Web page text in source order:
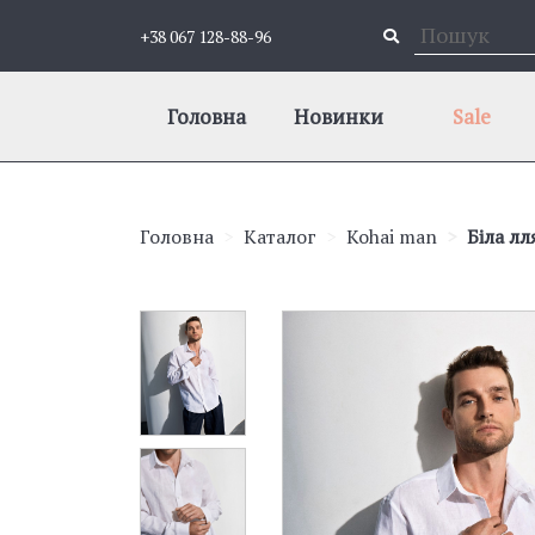
+38 067 128-88-96
Головна Новинки Sale
Головна Каталог Kohai man Біла